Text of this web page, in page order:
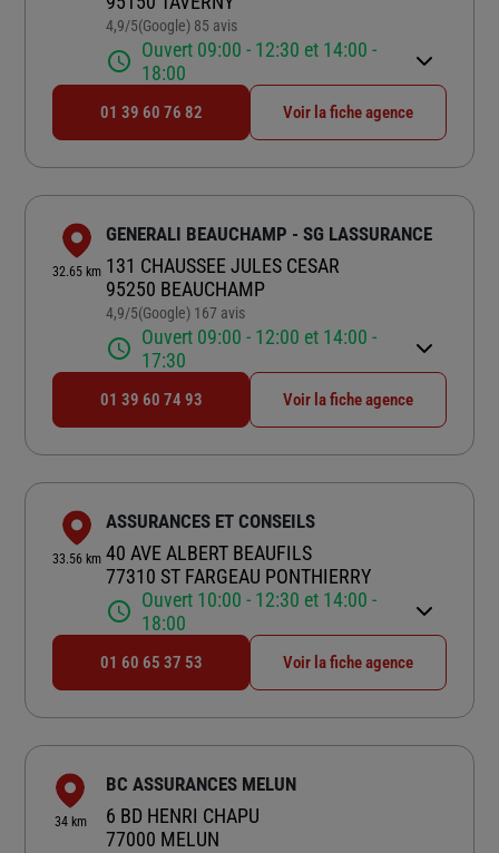
4,9/5Note de 4.9 sur 5
(Google) 85 avis
Ouvert 09:00 - 12:30 et 14:00 -
18:00
01 39 60 76 82 Voir la fiche agence
32.65 km
GENERALI BEAUCHAMP - SG LASSURANCE
131 CHAUSSEE JULES CESAR
95250 BEAUCHAMP
4,9/5Note de 4.9 sur 5
(Google) 167 avis
Ouvert 09:00 - 12:00 et 14:00 -
17:30
01 39 60 74 93 Voir la fiche agence
33.56 km
ASSURANCES ET CONSEILS
40 AVE ALBERT BEAUFILS
77310 ST FARGEAU PONTHIERRY
Ouvert 10:00 - 12:30 et 14:00 -
18:00
01 60 65 37 53 Voir la fiche agence
34 km
BC ASSURANCES MELUN
6 BD HENRI CHAPU
77000 MELUN